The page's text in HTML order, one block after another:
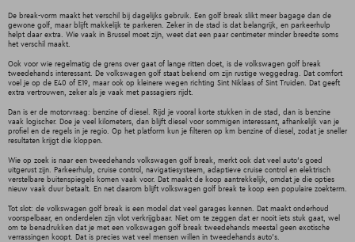
De break-vorm maakt het verschil bij dagelijks gebruik. Een golf break slikt meer bagage dan de
gewone golf, maar blijft makkelijk te parkeren. Zeker in de stad is dat belangrijk, en parkeerhulp
helpt daar extra. Wie vaak in Brussel moet zijn, weet dat een paar centimeter minder breedte soms
het verschil maakt.
Ook voor wie regelmatig de grens over gaat of lange ritten doet, is de volkswagen golf break
tweedehands interessant. De volkswagen golf staat bekend om zijn rustige weggedrag. Dat comfort
voel je op de E40 of E19, maar ook op kleinere wegen richting Sint Niklaas of Sint Truiden. Dat geeft
extra vertrouwen, zeker als je vaak met passagiers rijdt.
Dan is er de motorvraag: benzine of diesel. Rijd je vooral korte stukken in de stad, dan is benzine
vaak logischer. Doe je veel kilometers, dan blijft diesel voor sommigen interessant, afhankelijk van je
profiel en de regels in je regio. Op het platform kun je filteren op km benzine of diesel, zodat je sneller
resultaten krijgt die kloppen.
Wie op zoek is naar een tweedehands volkswagen golf break, merkt ook dat veel auto’s goed
uitgerust zijn. Parkeerhulp, cruise control, navigatiesysteem, adaptieve cruise control en elektrisch
verstelbare buitenspiegels komen vaak voor. Dat maakt de koop aantrekkelijk, omdat je die opties
nieuw vaak duur betaalt. En net daarom blijft volkswagen golf break te koop een populaire zoekterm.
Tot slot: de volkswagen golf break is een model dat veel garages kennen. Dat maakt onderhoud
voorspelbaar, en onderdelen zijn vlot verkrijgbaar. Niet om te zeggen dat er nooit iets stuk gaat, wel
om te benadrukken dat je met een volkswagen golf break tweedehands meestal geen exotische
verrassingen koopt. Dat is precies wat veel mensen willen in tweedehands auto’s.